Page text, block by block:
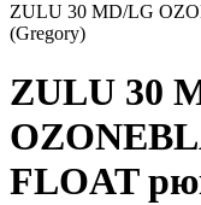
ZULU 30 MD/LG
(Gregory)
ZULU 30
FLOAT